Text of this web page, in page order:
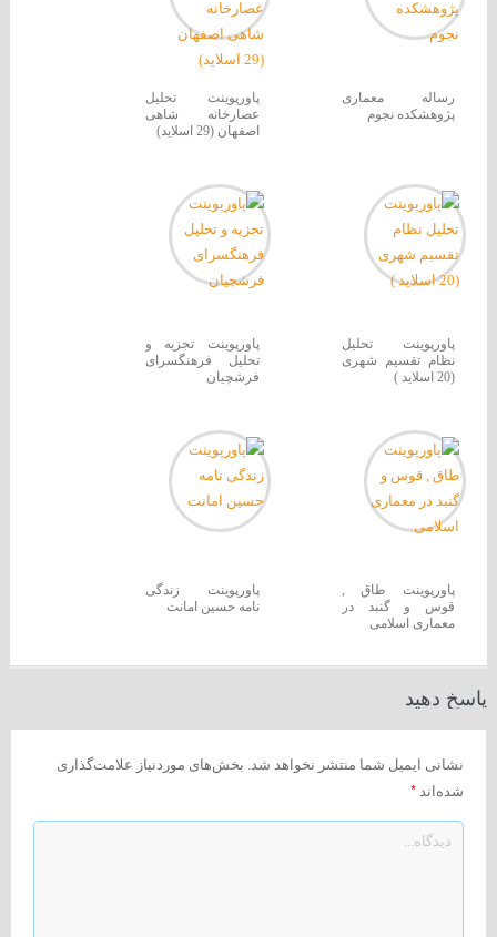
رساله معماری
پژوهشکده نجوم
پاورپوینت تحلیل
عصارخانه شاهی
اصفهان (29 اسلاید)
پاورپوینت تحلیل
نظام تقسیم شهری
(20 اسلاید )
پاورپوینت تجزیه و
تحلیل فرهنگسرای
فرشچیان
پاورپوینت طاق ,
قوس و گنبد در
معماری اسلامی
پاورپوینت زندگی
نامه حسین امانت
پاسخ دهید
نشانی ایمیل شما منتشر نخواهد شد. بخش‌های موردنیاز علامت‌گذاری
شده‌اند *